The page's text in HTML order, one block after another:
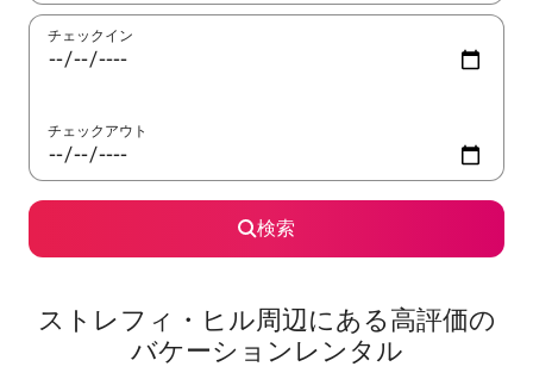
チェックイン
チェックアウト
検索
ストレフィ・ヒル⁠周⁠辺⁠に⁠あ⁠る高⁠評⁠価⁠の
バ⁠ケ⁠ー⁠シ⁠ョ⁠ン⁠レ⁠ン⁠タ⁠ル